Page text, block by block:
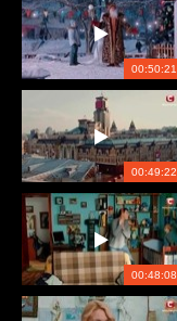
00:50:21
00:49:22
00:48:08